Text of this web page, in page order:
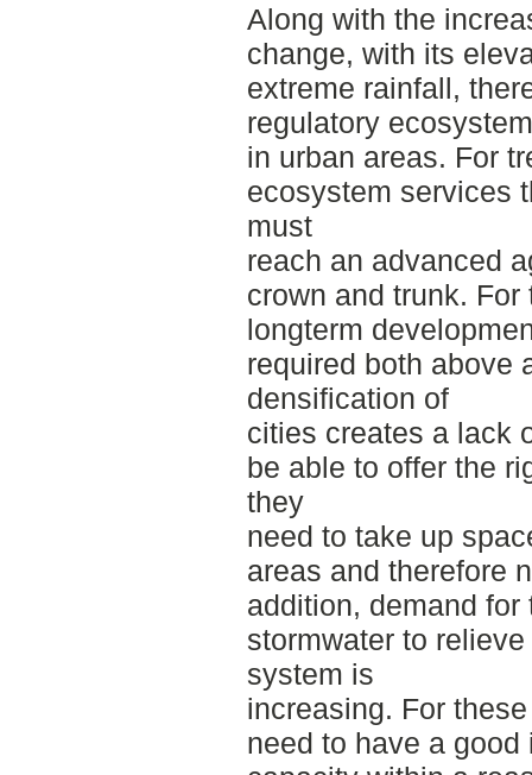
Along with the
change, with its
extreme rainfall,
regulatory
in urban areas. For
ecosystem services
must
reach an advanced
crown and trunk.
longterm
required both above
densification of
cities creates a lack
be able to offer the
they
need to take up
areas and therefore
addition, demand
stormwater to
system is
increasing. For
need to have a